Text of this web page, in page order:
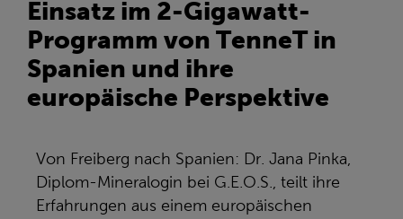
Einsatz im 2-Gigawatt-
Programm von TenneT in
Spanien und ihre
europäische Perspektive
Von Freiberg nach Spanien: Dr. Jana Pinka,
Diplom-Mineralogin bei G.E.O.S., teilt ihre
Erfahrungen aus einem europäischen